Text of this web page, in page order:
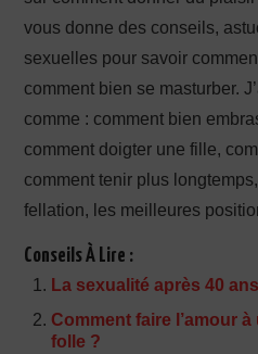
vous donne des conseils,
sexuelles pour savoir
comment bien se masturber.
comme : comment bien
comment doigter une fille,
comment tenir plus
fellation, les meilleures
Conseils À Lire :
La sexualité après 40 ans
Comment faire l’amour
folle ?